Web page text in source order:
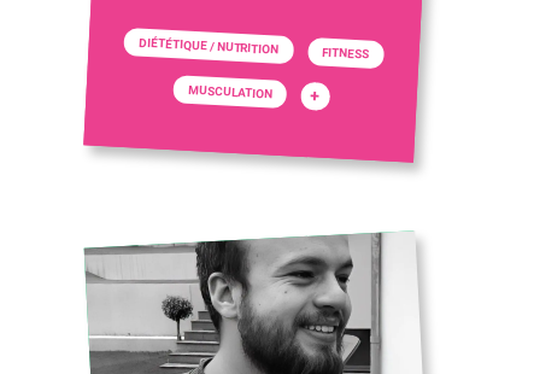
DIÉTÉTIQUE / NUTRITION FITNESS
MUSCULATION +